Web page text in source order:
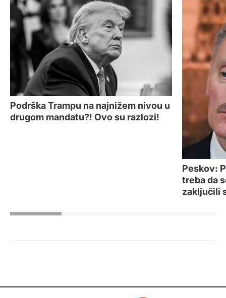
Podrška Trampu na najnižem nivou u
drugom mandatu?! Ovo su razlozi!
Peskov:
treba da
zaključili